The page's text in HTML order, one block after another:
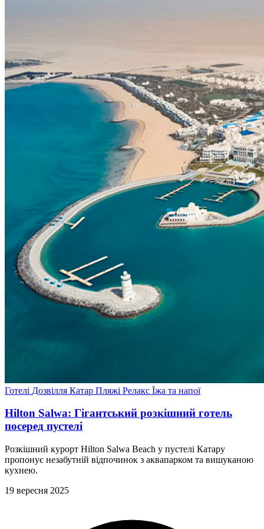
Готелі Дозвілля Катар Пляжі Релакс Їжа та напої
Hilton Salwa: Гігантський розкішний готель
посеред пустелі
Розкішний курорт Hilton Salwa Beach у пустелі Катару
пропонує незабутній відпочинок з аквапарком та вишуканою
кухнею.
19 вересня 2025